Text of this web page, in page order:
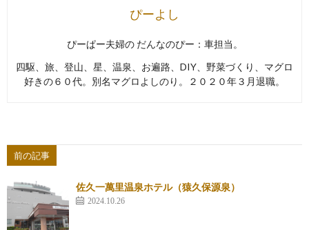
ぴーよし
ぴーぱー夫婦の だんなのぴー：車担当。
四駆、旅、登山、星、温泉、お遍路、DIY、野菜づくり、マグロ
好きの６０代。別名マグロよしのり。２０２０年３月退職。
前の記事
佐久一萬里温泉ホテル（猿久保源泉）
2024.10.26